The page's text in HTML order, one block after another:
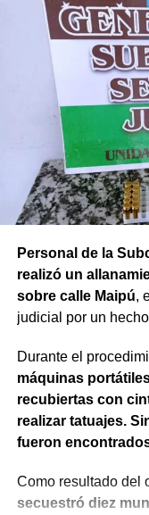
Personal de la
realizó un
sobre calle Maipú,
judicial por un
Durante el
máquinas
recubiertas con
realizar tatuajes.
fueron
Como resultado del
secuestró diez